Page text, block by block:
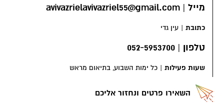
מייל |
avivazrielavivazriel55@gmail.com
כתובת | עין גדי
טלפון |
052-5953700
שעות פעילות | כל ימות השבוע, בתיאום מראש
השאירו פרטים ונחזור אליכם